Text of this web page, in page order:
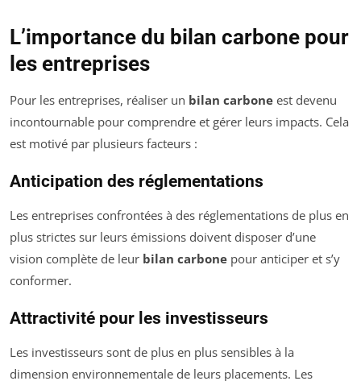
L’importance du bilan carbone pour
les entreprises
Pour les entreprises, réaliser un bilan carbone est devenu
incontournable pour comprendre et gérer leurs impacts. Cela
est motivé par plusieurs facteurs :
Anticipation des réglementations
Les entreprises confrontées à des réglementations de plus en
plus strictes sur leurs émissions doivent disposer d’une
vision complète de leur bilan carbone pour anticiper et s’y
conformer.
Attractivité pour les investisseurs
Les investisseurs sont de plus en plus sensibles à la
dimension environnementale de leurs placements. Les